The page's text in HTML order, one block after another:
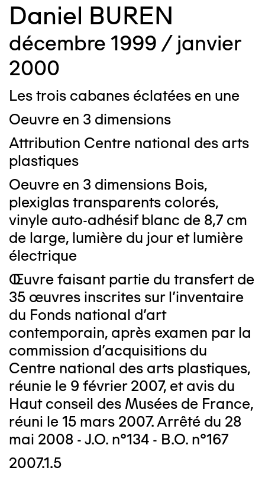
Daniel BUREN
décembre 1999 / janvier
2000
Les trois cabanes éclatées en une
Oeuvre en 3 dimensions
Attribution Centre national des arts
plastiques
Oeuvre en 3 dimensions Bois,
plexiglas transparents colorés,
vinyle auto-adhésif blanc de 8,7 cm
de large, lumière du jour et lumière
électrique
Œuvre faisant partie du transfert de
35 œuvres inscrites sur l'inventaire
du Fonds national d’art
contemporain, après examen par la
commission d'acquisitions du
Centre national des arts plastiques,
réunie le 9 février 2007, et avis du
Haut conseil des Musées de France,
réuni le 15 mars 2007. Arrêté du 28
mai 2008 - J.O. n°134 - B.O. n°167
2007.1.5